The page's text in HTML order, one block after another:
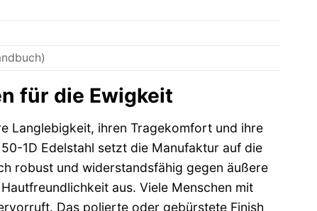
für die Ewigkeit
Langlebigkeit, ihren Tragekomfort und ihre
1D Edelstahl setzt die Manufaktur auf die
robust und widerstandsfähig gegen äußere
aus. Viele Menschen mit
Das polierte oder gebürstete Finish